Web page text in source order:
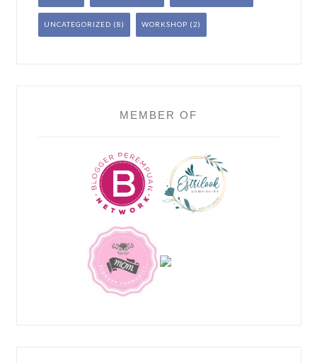
UNCATEGORIZED (8) WORKSHOP (2)
MEMBER OF